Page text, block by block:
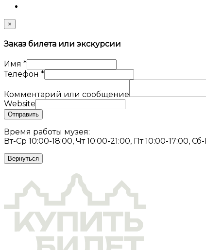
×
Заказ билета или экскурсии
Имя *
Телефон *
Комментарий или сообщение
Website
Отправить
Время работы музея:
Вт-Ср 10:00-18:00, Чт 10:00-21:00, Пт 10:00-17:00,
Вернуться